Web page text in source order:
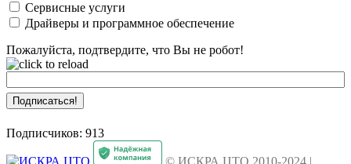
Сервисные услуги
Драйверы и программное обеспечение
Пожалуйста, подтвердите, что Вы не робот!
Подписчиков: 913